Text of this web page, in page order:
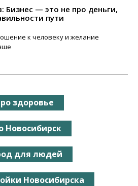
Бизнес — это не про деньги,
пути
к человеку и желание
здоровье
Новосибирск
для людей
Новосибирска